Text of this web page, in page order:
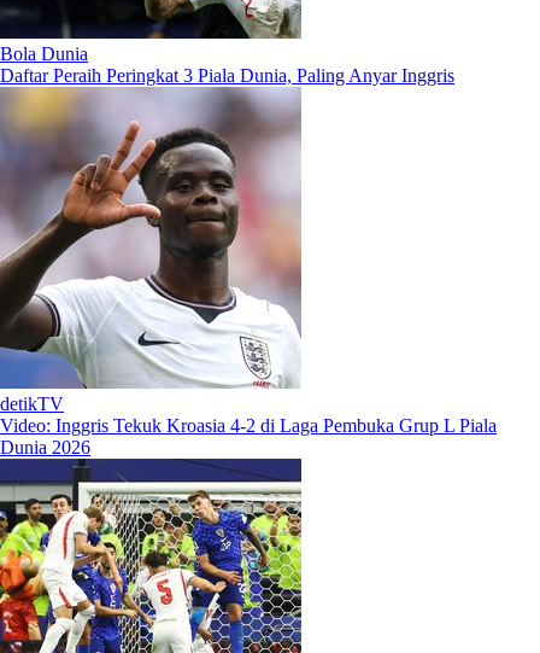
Bola Dunia
Daftar Peraih Peringkat 3 Piala Dunia, Paling Anyar Inggris
detikTV
Video: Inggris Tekuk Kroasia 4-2 di Laga Pembuka Grup L Piala
Dunia 2026